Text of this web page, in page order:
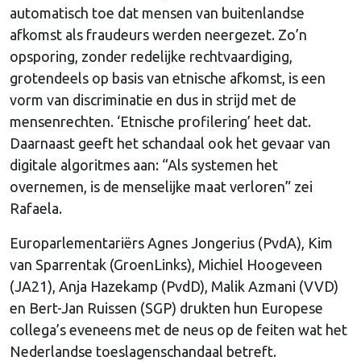
automatisch toe dat mensen van buitenlandse
afkomst als fraudeurs werden neergezet. Zo’n
opsporing, zonder redelijke rechtvaardiging,
grotendeels op basis van etnische afkomst, is een
vorm van discriminatie en dus in strijd met de
mensenrechten. ‘Etnische profilering’ heet dat.
Daarnaast geeft het schandaal ook het gevaar van
digitale algoritmes aan: “Als systemen het
overnemen, is de menselijke maat verloren” zei
Rafaela.
Europarlementariërs Agnes Jongerius (PvdA), Kim
van Sparrentak (GroenLinks), Michiel Hoogeveen
(JA21), Anja Hazekamp (PvdD), Malik Azmani (VVD)
en Bert-Jan Ruissen (SGP) drukten hun Europese
collega’s eveneens met de neus op de feiten wat het
Nederlandse toeslagenschandaal betreft.